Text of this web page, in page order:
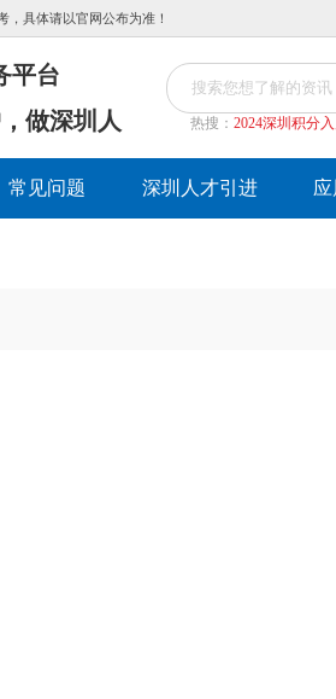
具体请以官网公布为准！
平台
做深圳人
热搜： 2024深圳积分
常见问题 深圳人才引进